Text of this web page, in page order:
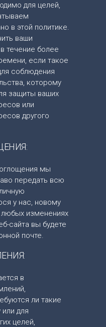
для целей,
в этой политике.
ваши
течение более
если такое
соблюдения
которому
защиты ваших
или
другого
мы
передать всю
у нас, новому
изменениях
сайта вы будете
почте.
в
ли такие
для
целей,